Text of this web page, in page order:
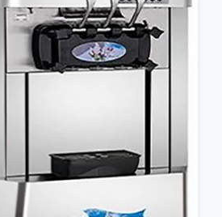
جزئیات